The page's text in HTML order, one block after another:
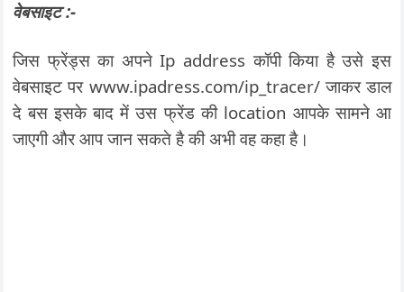
वेबसाइट :-
जिस फ्रेंड्स का अपने Ip address कॉपी किया है उसे इस
वेबसाइट पर www.ipadress.com/ip_tracer/ जाकर डाल
दे बस इसके बाद में उस फ्रेंड की location आपके सामने आ
जाएगी और आप जान सकते है की अभी वह कहा है।